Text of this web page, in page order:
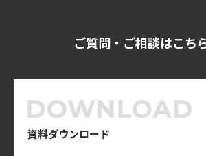
ご質問・ご相談はこち
資料ダウンロード